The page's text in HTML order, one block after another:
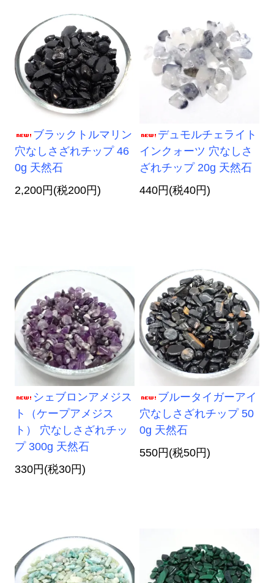
ブラックトルマリン
穴なしさざれチップ 46
0g 天然石
2,200円(税200円)
デュモルチェライト
インクォーツ 穴なしさ
ざれチップ 20g 天然石
440円(税40円)
シェブロンアメジス
ト（ケープアメジス
ト） 穴なしさざれチッ
プ 300g 天然石
330円(税30円)
ブルータイガーアイ
穴なしさざれチップ 50
0g 天然石
550円(税50円)